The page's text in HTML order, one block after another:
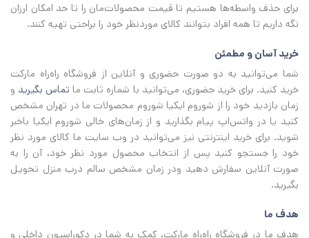
برای حذف واسطه‌ها هستیم تا قیمت محصولات‌مان را تا حد امکان ارزان
نگه داریم تا همه افراد بتوانند کالای موردنظر خود را براحتی تهیه کنند.
خرید آسان و مطمئن
شما می‌توانید به دو صورت حضوری و آنلاین از فروشگاه راه‌راه مارکت
خرید کنید. برای خرید حضوری، می‌توانید با شماره ثابت ما تماس بگیرید و
زمان بازدید خود را از شوروم ایکیا شوروم محصولات ما در تهران مشخص
کنید یا در واتس‌اپ پیام بگذارید و از زمان‌های خالی شوروم ایکیا باخبر
شوید. برای خرید اینترنتی نیز می‌توانید در وب سایت ما کالای مورد نظر
خود را جستجو کنید پس از انتخاب محصول مورد نظر خود، آن را به
صورت آنلاین سفارش دهید ودر زمان مشخص سالم درب منزل تحویل
بگیرید.
هدف ما
هدف ما در فروشگاه راه‌راه مارکت، کمک به شما در دکوراسیون داخلی و